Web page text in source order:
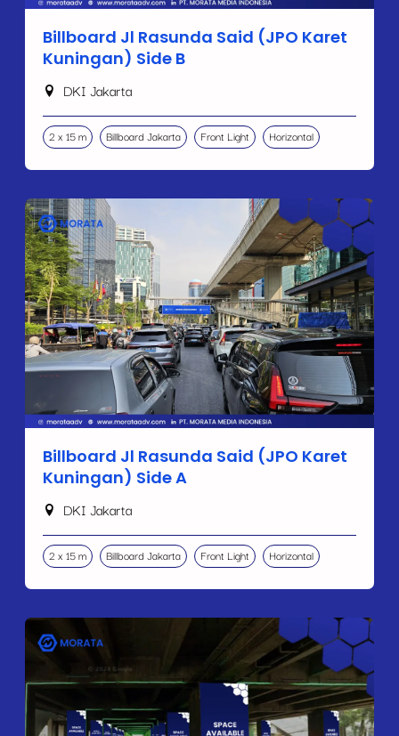
Billboard Jl Rasunda Said (JPO Karet
Kuningan) Side B
DKI Jakarta
2 x 15 m Billboard Jakarta Front Light Horizontal
Billboard Jl Rasunda Said (JPO Karet
Kuningan) Side A
DKI Jakarta
2 x 15 m Billboard Jakarta Front Light Horizontal